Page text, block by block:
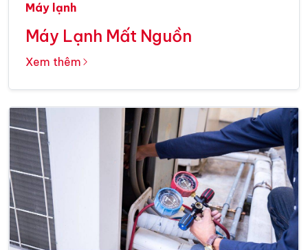
Máy lạnh
Máy Lạnh Mất Nguồn
Xem thêm